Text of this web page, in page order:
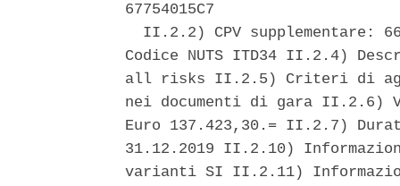
67754015C7
II.2.2) CPV supplementare:
Codice NUTS ITD34 II.2.4)
all risks II.2.5) Criteri di
nei documenti di gara II.2.6)
Euro 137.423,30.= II.2.7)
31.12.2019 II.2.10)
varianti SI II.2.11)